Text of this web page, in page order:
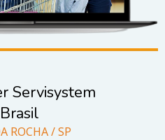
Servisystem
ROCHA / SP